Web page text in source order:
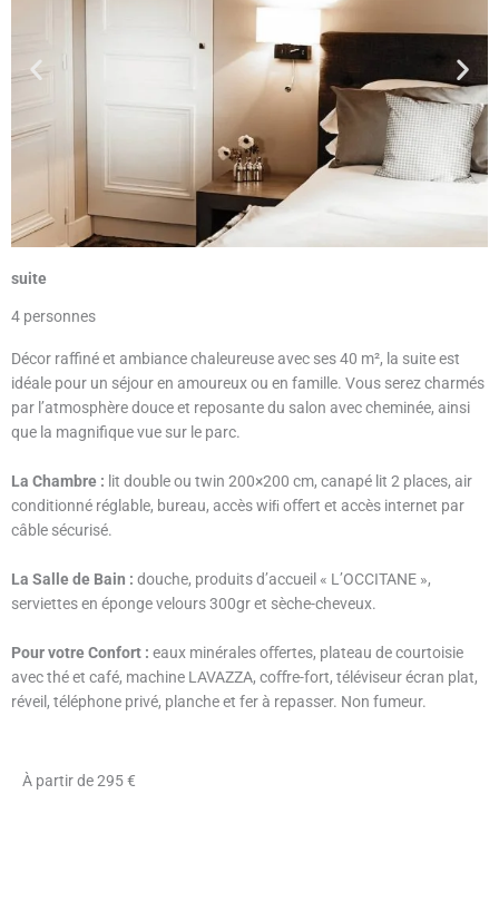
suite
4 personnes
Décor raffiné et ambiance chaleureuse avec ses 40 m², la suite est
idéale pour un séjour en amoureux ou en famille. Vous serez charmés
par l’atmosphère douce et reposante du salon avec cheminée, ainsi
que la magnifique vue sur le parc.
La Chambre : lit double ou twin 200×200 cm, canapé lit 2 places, air
conditionné réglable, bureau, accès wiﬁ oﬀert et accès internet par
câble sécurisé.
La Salle de Bain : douche, produits d’accueil « L’OCCITANE »,
serviettes en éponge velours 300gr et sèche-cheveux.
Pour votre Confort : eaux minérales oﬀertes, plateau de courtoisie
avec thé et café, machine LAVAZZA, coﬀre-fort, téléviseur écran plat,
réveil, téléphone privé, planche et fer à repasser. Non fumeur.
À partir de 295 €